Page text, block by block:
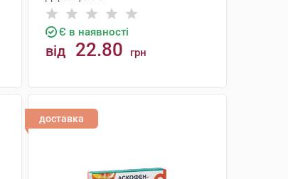
Є в наявності
від 22.80 грн
доставка